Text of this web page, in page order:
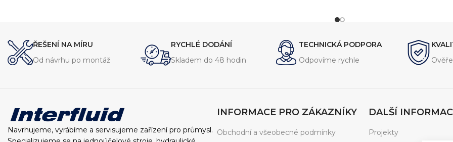
ŘEŠENÍ NA MÍRU
Od návrhu po montáž
RYCHLÉ DODÁNÍ
Skladem do 48 hodin
TECHNICKÁ PODPORA
Odpovíme rychle
Navrhujeme, vyrábíme a servisujeme zařízení pro průmysl.
INFORMACE PRO ZÁKAZNÍKY
Obchodní a všeobecné podmínky
DALŠÍ
Projekty